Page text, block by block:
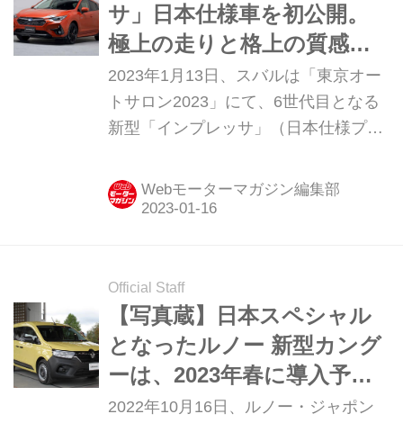
サ」日本仕様車を初公開。
極上の走りと格上の質感
を、骨格から磨き抜く
2023年1月13日、スバルは「東京オー
トサロン2023」にて、6世代目となる
新型「インプレッサ」（日本仕様プロ
注は今春以降の予定という。
Webモーターマガジン編集部
Official Staff
【写真蔵】日本スペシャル
となったルノー 新型カング
ーは、2023年春に導入予
定！
2022年10月16日、ルノー・ジャポン